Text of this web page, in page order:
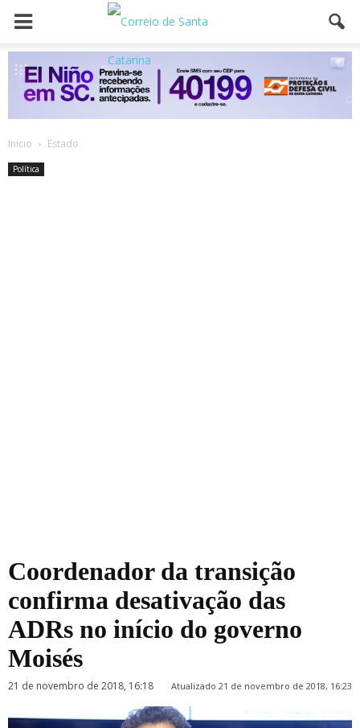
Inicio Estado
Política
Coordenador da transição
confirma desativação das
ADRs no início do governo
Moisés
21 de novembro de 2018, 16:18 Atualizado 21 de novembro de 2018, 16:23